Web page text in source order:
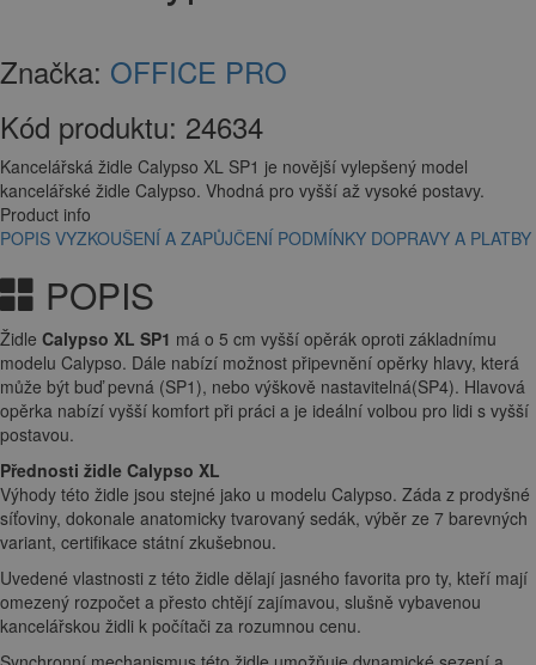
Značka: OFFICE PRO
Kód produktu: 24634
Kancelářská židle Calypso XL SP1 je novější vylepšený model
kancelářské židle Calypso. Vhodná pro vyšší až vysoké postavy.
Product info
POPIS VYZKOUŠENÍ A ZAPŮJČENÍ PODMÍNKY DOPRAVY A PLATBY
POPIS
Židle Calypso XL SP1 má o 5 cm vyšší opěrák oproti základnímu
modelu Calypso. Dále nabízí možnost připevnění opěrky hlavy, která
může být buď pevná (SP1), nebo výškově nastavitelná(SP4). Hlavová
opěrka nabízí vyšší komfort při práci a je ideální volbou pro lidi s vyšší
postavou.
Přednosti židle Calypso XL
Výhody této židle jsou stejné jako u modelu Calypso. Záda z prodyšné
síťoviny, dokonale anatomicky tvarovaný sedák, výběr ze 7 barevných
variant, certifikace státní zkušebnou.
Uvedené vlastnosti z této židle dělají jasného favorita pro ty, kteří mají
omezený rozpočet a přesto chtějí zajímavou, slušně vybavenou
kancelářskou židli k počítači za rozumnou cenu.